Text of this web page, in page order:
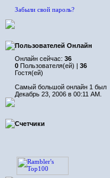
Забыли свой пароль?
Пользователей Онлайн
Онлайн сейчас: 36
0 Пользователя(ей) | 36
Гостя(ей)
Самый большой онлайн 1 был
Декабрь 23, 2006 в 00:11 AM.
Счетчики